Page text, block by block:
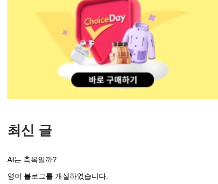
최신 글
AI는 축복일까?
영어 블로그를 개설하였습니다.